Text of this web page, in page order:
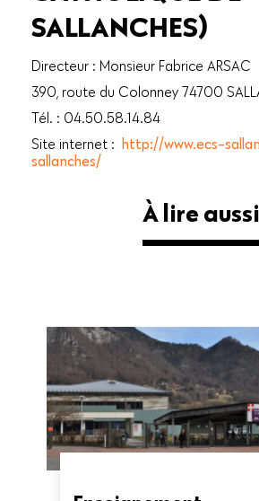
SALLANCHES)
Directeur : Monsieur Fabrice ARSAC
390, route du Colonney 74700
Tél. : 04.50.58.14.84
Site internet : http://www.ecs-
sallanches/
À lire aussi